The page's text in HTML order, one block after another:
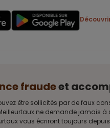
fraudeet
être sollicités par de faux
ne demande jamais
vous écriront toujours